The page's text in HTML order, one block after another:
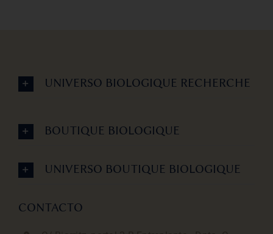
UNIVERSO BIOLOGIQUE RECHERCHE
BOUTIQUE BIOLOGIQUE
UNIVERSO BOUTIQUE BIOLOGIQUE
CONTACTO